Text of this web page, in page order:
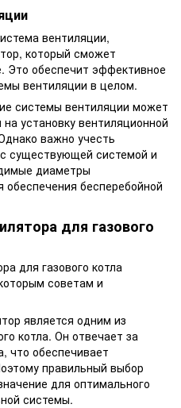
вентиляции,
который сможет
Это обеспечит эффективное
вентиляции в целом.
системы вентиляции может
установку вентиляционной
важно учесть
существующей системой и
диаметры
бесперебойной
для газового
для газового котла
советам и
является одним из
котла. Он отвечает за
что обеспечивает
правильный выбор
для оптимального
системы.